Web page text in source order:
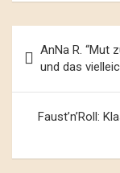
Navigation
AnNa R. “Mut
und das
Faust’n’Roll: